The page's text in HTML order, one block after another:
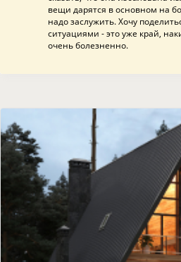
вещи дарятся в основном на
надо заслужить. Хочу
ситуациями - это уже край,
очень болезненно.